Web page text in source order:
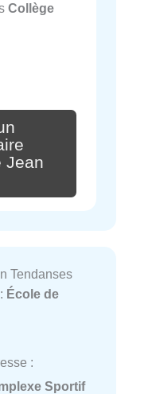
Collège
Jean
Tendanses
École de
:
Sportif